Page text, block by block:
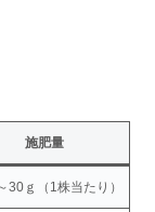
施肥量
30ｇ（1株当たり）